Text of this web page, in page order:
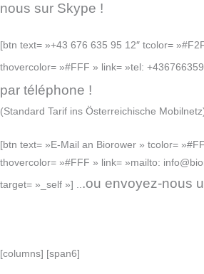
nous sur Skype !
[btn text= »+43 676 635 95 12″ tcolor=
thovercolor= »#FFF » link= »tel:
par téléphone !
(Standard Tarif ins Österreichische
[btn text= »E-Mail an Biorower » tcolor=
thovercolor= »#FFF » link= »mailto:
target= »_self »] .. .ou envoyez-nous
[columns] [span6]